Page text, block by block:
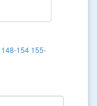
148-154 155-